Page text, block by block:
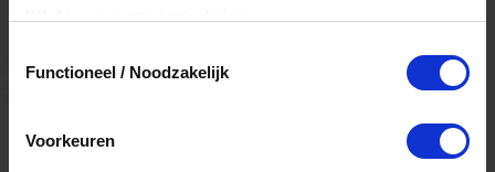
Functioneel / Noodzakelijk
Voorkeuren